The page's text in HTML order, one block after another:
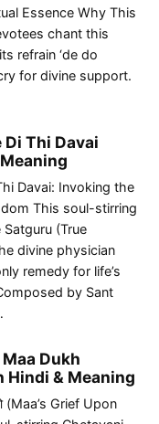
Essence Why This
chant this
refrain ‘de do
for divine support.
Di Thi Davai
Davai: Invoking the
This soul-stirring
(True
divine physician
remedy for life’s
by Sant
Dukh
Hindi & Meaning
(Maa’s Grief Upon